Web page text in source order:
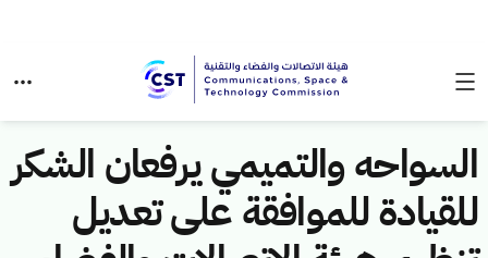
السواحه والتميمي يرفعان الشكر
للقيادة للموافقة على تعديل